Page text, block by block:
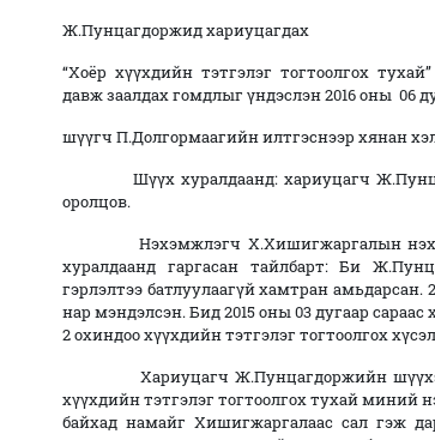
Ж.Пунцагдоржид хариуцагдах
“Хоёр хүүхдийн тэтгэлэг тогтоолгох
давж заалдах гомдлыг үндэслэн 2016 оны 06
шүүгч П.Долгормаагийн илтгэснээр хянан
Шүүх хуралдаанд: хариуцагч
оролцов.
Нэхэмжлэгч Х.Хишигжаргалын
хуралдаанд гаргасан тайлбарт: Би
гэрлэлтээ батлуулаагүй хамтран
нар мэндэлсэн. Бид 2015 оны 03 дугаар
2 охиндоо хүүхдийн тэтгэлэг тогтоолгох
Хариуцагч Ж.Пунцагдоржийн шүүхэд
хүүхдийн тэтгэлэг тогтоолгох тухай миний
байхад намайг Хишигжаргалаас сал гэж